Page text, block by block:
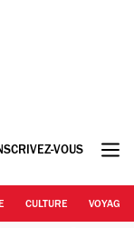
VOUS
CULTURE VOYAGE